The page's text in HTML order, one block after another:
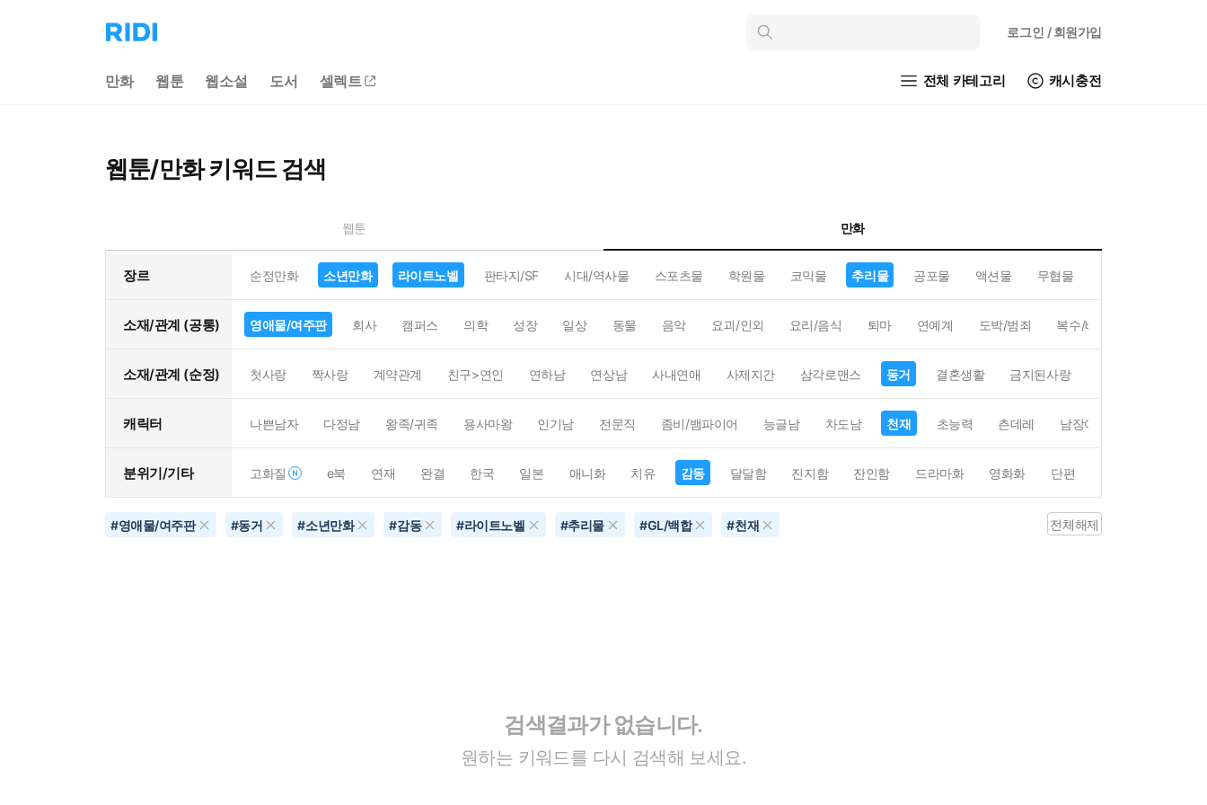
리
디
으
인
로그인 / 회원가입
만화 웹툰 웹소설 도서 셀렉트 전체 카테고리 캐시충전
웹툰/만화 키워드 검색
웹툰 만화
장르 순정만화 소년만화 라이트노벨 판타지/SF 시대/역사물 스포츠물 학원물 코믹물 추리물 공포물 액션물 무협물
소재/관계 (공통) 영애물/여주판 회사 캠퍼스 의학 성장 일상 동물 음악 요괴/인외 요리/음식 퇴마 연예계 도박/범죄 복수/배신
소재/관계 (순정) 첫사랑 짝사랑 계약관계 친구>연인 연하남 연상남 사내연애 사제지간 삼각로맨스 동거 결혼생활 금지된사랑
캐릭터 나쁜남자 다정남 왕족/귀족 용사마왕 인기남 전문직 좀비/뱀파이어 능글남 차도남 천재 초능력 츤데레 남장여자
분위기/기타 고화질 e북 연재 완결 한국 일본 애니화 치유 감동 달달함 진지함 잔인함 드라마화 영화화 단편
#영애물/여주판 #동거 #소년만화 #감동 #라이트노벨 #추리물 #GL/백합 #천재 전체해제
검색결과가 없습니다.
원하는 키워드를 다시 검색해 보세요.